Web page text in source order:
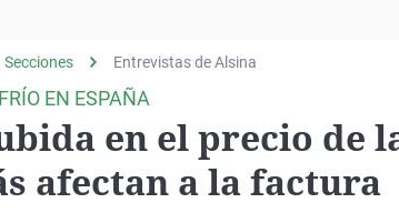
La Rioja
Navarra
Secciones Entrevistas de Alsina
EN ESPAÑA
en el precio de
afectan a la factura